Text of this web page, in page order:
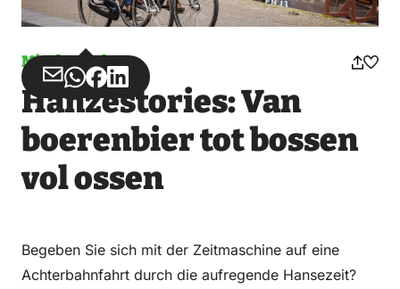
Missbrauch
Teilen
über
Teilen
über
WhatsApp
Teilen
auf
Facebook
Teilen
auf
LinkedIn
Hanzestories: Van
boerenbier tot bossen
vol ossen
Begeben Sie sich mit der Zeitmaschine auf eine
Achterbahnfahrt durch die aufregende Hansezeit?